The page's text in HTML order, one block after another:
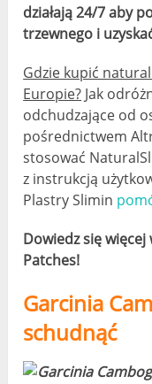
działają 24/7 aby
trzewnego i
Gdzie kupić
Europie? Jak
odchudzające od
pośrednictwem
stosować
z instrukcją
Plastry Slimin
Dowiedz się
Patches!
Garcinia
schudnąć